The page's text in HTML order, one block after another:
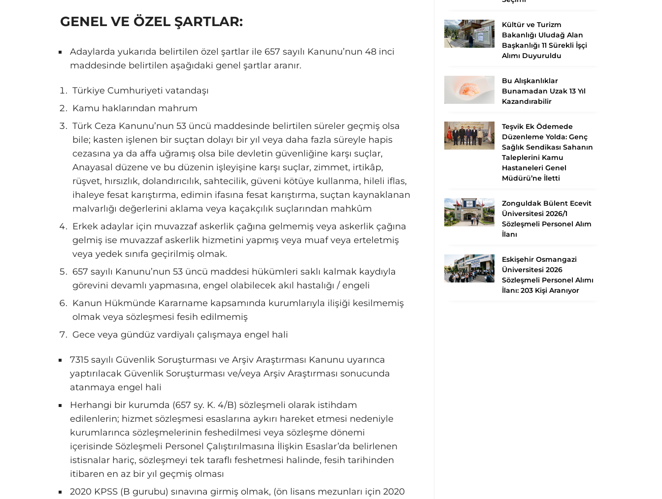
GENEL VE ÖZEL ŞARTLAR:
Adaylarda yukarıda belirtilen özel şartlar ile 657 sayılı Kanunu’nun 48 inci
maddesinde belirtilen aşağıdaki genel şartlar aranır.
Türkiye Cumhuriyeti vatandaşı
Kamu haklarından mahrum
Türk Ceza Kanunu’nun 53 üncü maddesinde belirtilen süreler geçmiş olsa
bile; kasten işlenen bir suçtan dolayı bir yıl veya daha fazla süreyle hapis
cezasına ya da affa uğramış olsa bile devletin güvenliğine karşı suçlar,
Anayasal düzene ve bu düzenin işleyişine karşı suçlar, zimmet, irtikâp,
rüşvet, hırsızlık, dolandırıcılık, sahtecilik, güveni kötüye kullanma, hileli iflas,
ihaleye fesat karıştırma, edimin ifasına fesat karıştırma, suçtan kaynaklanan
malvarlığı değerlerini aklama veya kaçakçılık suçlarından mahkûm
Erkek adaylar için muvazzaf askerlik çağına gelmemiş veya askerlik çağına
gelmiş ise muvazzaf askerlik hizmetini yapmış veya muaf veya erteletmiş
veya yedek sınıfa geçirilmiş olmak.
657 sayılı Kanunu’nun 53 üncü maddesi hükümleri saklı kalmak kaydıyla
görevini devamlı yapmasına, engel olabilecek akıl hastalığı / engeli
Kanun Hükmünde Kararname kapsamında kurumlarıyla ilişiği kesilmemiş
olmak veya sözleşmesi fesih edilmemiş
Gece veya gündüz vardiyalı çalışmaya engel hali
7315 sayılı Güvenlik Soruşturması ve Arşiv Araştırması Kanunu uyarınca
yaptırılacak Güvenlik Soruşturması ve/veya Arşiv Araştırması sonucunda
atanmaya engel hali
Herhangi bir kurumda (657 sy. K. 4/B) sözleşmeli olarak istihdam
edilenlerin; hizmet sözleşmesi esaslarına aykırı hareket etmesi nedeniyle
kurumlarınca sözleşmelerinin feshedilmesi veya sözleşme dönemi
içerisinde Sözleşmeli Personel Çalıştırılmasına İlişkin Esaslar’da belirlenen
istisnalar hariç, sözleşmeyi tek taraflı feshetmesi halinde, fesih tarihinden
itibaren en az bir yıl geçmiş olması
2020 KPSS (B gurubu) sınavına girmiş olmak, (ön lisans mezunları için 2020
Kültür ve Turizm
Bakanlığı Uludağ Alan
Başkanlığı 11 Sürekli İşçi
Alımı Duyuruldu
Bu Alışkanlıklar
Bunamadan Uzak 13 Yıl
Kazandırabilir
Teşvik Ek Ödemede
Düzenleme Yolda: Genç
Sağlık Sendikası Sahanın
Taleplerini Kamu
Hastaneleri Genel
Müdürü’ne İletti
Zonguldak Bülent Ecevit
Üniversitesi 2026/1
Sözleşmeli Personel Alım
İlanı
Eskişehir Osmangazi
Üniversitesi 2026
Sözleşmeli Personel Alımı
İlanı: 203 Kişi Aranıyor